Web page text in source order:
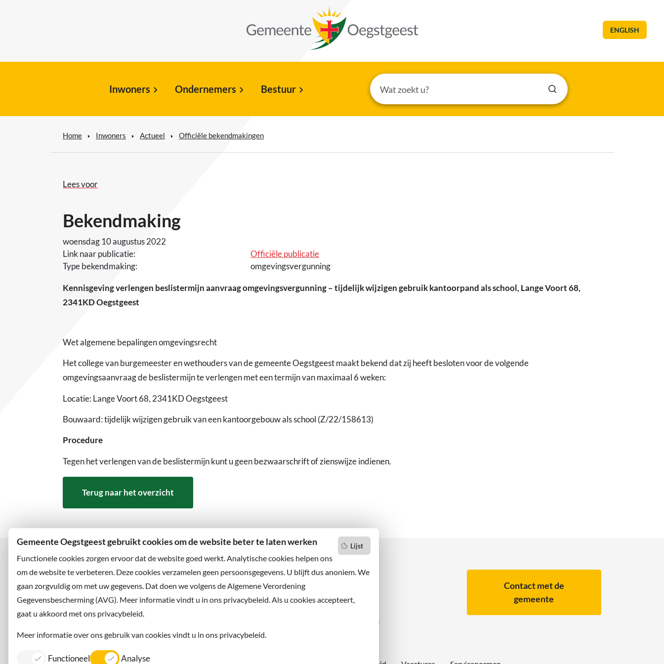
Lijst
Gemeente Oegstgeest gebruikt cookies om de website beter te laten werken
Functionele cookies zorgen ervoor dat de website goed werkt. Analytische cookies helpen ons
om de website te verbeteren. Deze cookies verzamelen geen persoonsgegevens. U blijft dus anoniem. We
gaan zorgvuldig om met uw gegevens. Dat doen we volgens de Algemene Verordening
Gegevensbescherming (AVG). Meer informatie vindt u in ons privacybeleid. Als u cookies accepteert,
gaat u akkoord met ons privacybeleid.
Meer informatie over ons gebruik van cookies vindt u in ons privacybeleid.
Functioneel Analyse
ENGLISH
Inwoners Ondernemers Bestuur
Home Inwoners Actueel Officiële bekendmakingen
Lees voor
Bekendmaking
woensdag 10 augustus 2022
Link naar publicatie:
Officiële publicatie
Type bekendmaking:
omgevingsvergunning
Kennisgeving verlengen beslistermijn aanvraag omgevingsvergunning – tijdelijk wijzigen gebruik kantoorpand als school, Lange Voort 68,
2341KD Oegstgeest
Wet algemene bepalingen omgevingsrecht
Het college van burgemeester en wethouders van de gemeente Oegstgeest maakt bekend dat zij heeft besloten voor de volgende
omgevingsaanvraag de beslistermijn te verlengen met een termijn van maximaal 6 weken:
Locatie: Lange Voort 68, 2341KD Oegstgeest
Bouwaard: tijdelijk wijzigen gebruik van een kantoorgebouw als school (Z/22/158613)
Procedure
Tegen het verlengen van de beslistermijn kunt u geen bezwaarschrift of zienswijze indienen.
Terug naar het overzicht
Bezoekadres
Rhijngeesterstraatweg 13
2342 AN Oegstgeest
Wilt u niets missen?
Abonneer u op onze nieuwsbrief
X
Instagram
Contact met de
gemeente